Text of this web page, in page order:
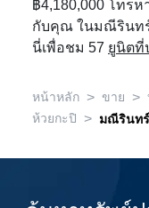
฿4,180,000 โทร
กับคุณ ในมณีรินทร์
นี่เพื่อชม 57 ยูนิตที่
หน้าหลัก > ขาย >
ห้วยกะปิ > มณีรินทร์